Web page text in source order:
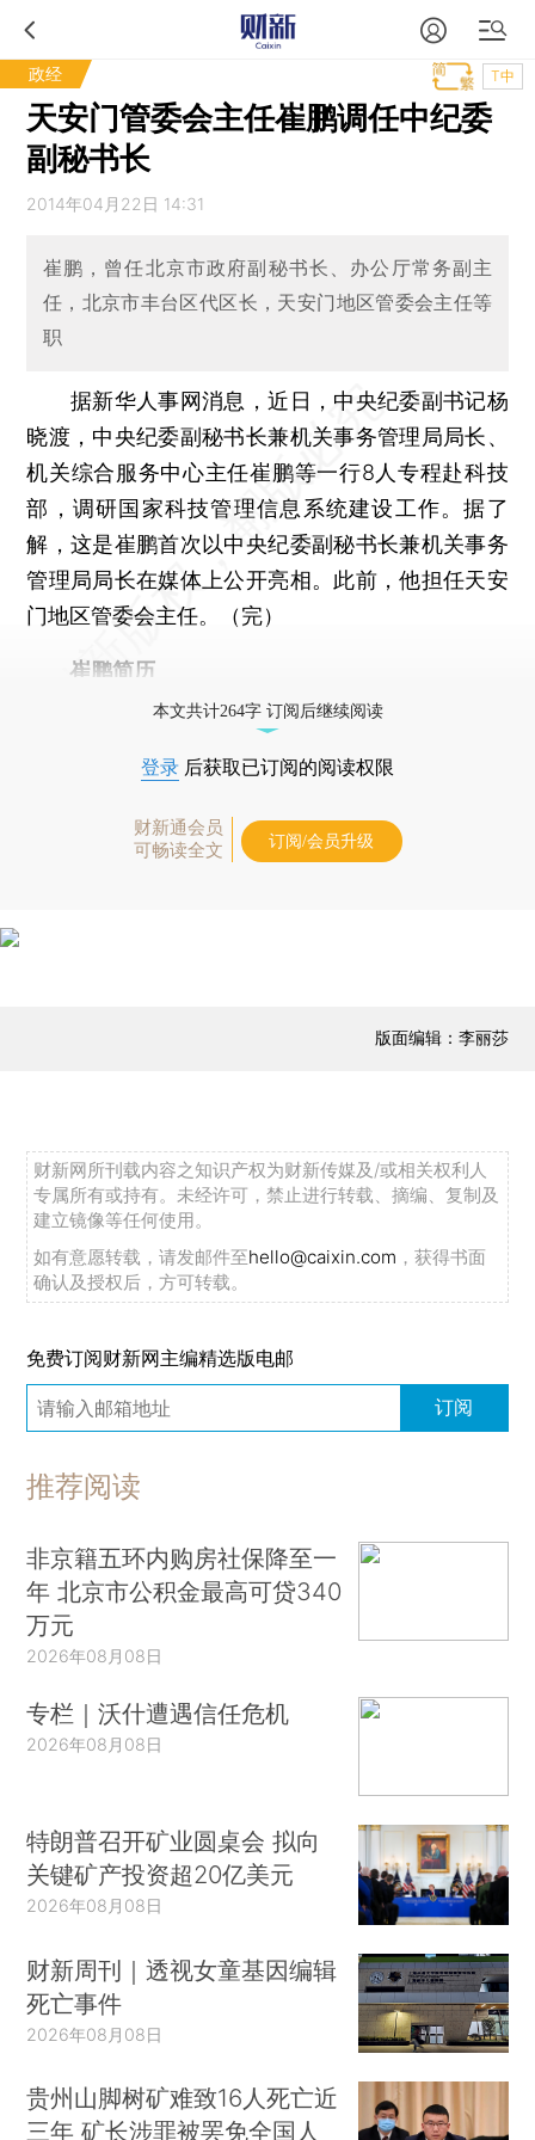
政经 T中
天安门管委会主任崔鹏调任中纪委
副秘书长
2014年04月22日 14:31
崔鹏，曾任北京市政府副秘书长、办公厅常务副主
任，北京市丰台区代区长，天安门地区管委会主任等
职
据新华人事网消息，近日，中央纪委副书记杨
晓渡，中央纪委副秘书长兼机关事务管理局局长、
机关综合服务中心主任崔鹏等一行8人专程赴科技
部，调研国家科技管理信息系统建设工作。据了
解，这是崔鹏首次以中央纪委副秘书长兼机关事务
管理局局长在媒体上公开亮相。此前，他担任天安
门地区管委会主任。（完）
崔鹏简历
本文共计264字 订阅后继续阅读
登录 后获取已订阅的阅读权限
财新通会员
可畅读全文
订阅/会员升级
版面编辑：李丽莎
财新网所刊载内容之知识产权为财新传媒及/或相关权利人
专属所有或持有。未经许可，禁止进行转载、摘编、复制及
建立镜像等任何使用。
如有意愿转载，请发邮件至hello@caixin.com ，获得书面
确认及授权后，方可转载。
免费订阅财新网主编精选版电邮
订阅
推荐阅读
非京籍五环内购房社保降至一
年 北京市公积金最高可贷340
万元
2026年08月08日
专栏｜沃什遭遇信任危机
2026年08月08日
特朗普召开矿业圆桌会 拟向
关键矿产投资超20亿美元
2026年08月08日
财新周刊｜透视女童基因编辑
死亡事件
2026年08月08日
贵州山脚树矿难致16人死亡近
三年 矿长涉罪被罢免全国人